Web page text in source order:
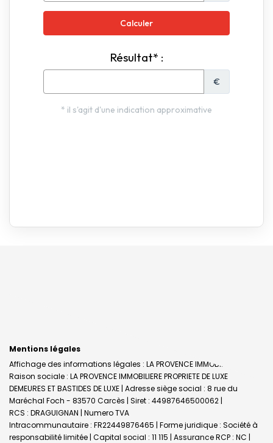
Mentions légales
Affichage des informations légales : LA PROVENCE IMMOBILIERE |
Raison sociale : LA PROVENCE IMMOBILIERE PROPRIETE DE LUXE
DEMEURES ET BASTIDES DE LUXE | Adresse siège social : 8 rue du
Maréchal Foch - 83570 Carcès | Siret : 44987646500062 |
RCS : DRAGUIGNAN | Numero TVA
Intracommunautaire : FR22449876465 | Forme juridique : Société à
responsabilité limitée | Capital social : 11 115 | Assurance RCP : NC |